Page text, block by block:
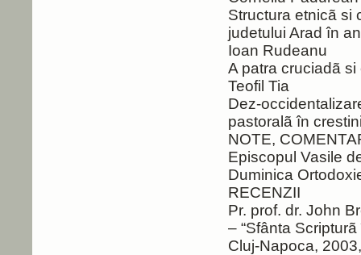
Structura etnicã si
judetului Arad
Ioan Rudeanu
A patra
Teofil Tia
Dez-
pastoralã în
NOTE,
Episcopul Vasile
Duminica
RECENZII
Pr. prof. dr. John
– “Sfânta
Cluj-Napoca,